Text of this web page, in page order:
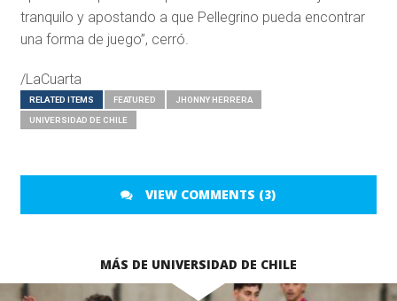
tranquilo y apostando a que Pellegrino pueda encontrar
una forma de juego”, cerró.
/LaCuarta
RELATED ITEMS FEATURED JHONNY HERRERA
UNIVERSIDAD DE CHILE
VIEW COMMENTS (3)
MÁS DE UNIVERSIDAD DE CHILE